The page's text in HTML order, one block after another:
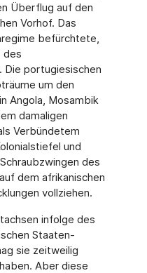
Überflug auf den
Vorhof. Das
befürchtete,
des
portu­giesischen
um den
Ango­la, Mosambik
damaligen
Ver­bündetem
und
des
dem afrikanischen
vollziehen.
infolge des
Staaten­
sie zeitweilig
Aber diese